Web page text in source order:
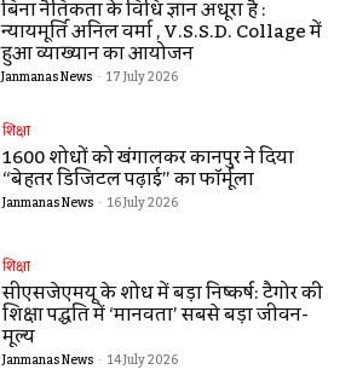
न्यायमूर्ति अनिल वर्मा , V.S.S.D. Collage में
हुआ व्याख्यान का आयोजन
Janmanas News 17 July 2026
शिक्षा
1600 शोधों को खंगालकर कानपुर ने दिया
“बेहतर डिजिटल पढ़ाई” का फॉर्मूला
Janmanas News - 16 July 2026
शिक्षा
सीएसजेएमयू के शोध में बड़ा निष्कर्ष: टैगोर की
शिक्षा पद्धति में ‘मानवता’ सबसे बड़ा जीवन-
मूल्य
Janmanas News 14 July 2026